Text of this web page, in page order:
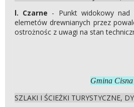
l. Czarne - Punkt widokowy nad
elemetów drewnianych przez
ostrożnośc z uwagi na stan
Gmina Cisna
SZLAKI I ŚCIEŻKI TURYSTYCZNE,